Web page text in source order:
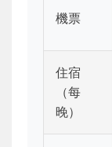
機票
住宿
（每
晚）